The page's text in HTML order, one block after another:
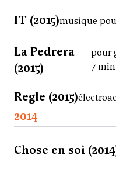
IT (2015)musique
La Pedrera
(2015)
pour
7 min
Regle (2015)
2014
Chose en soi